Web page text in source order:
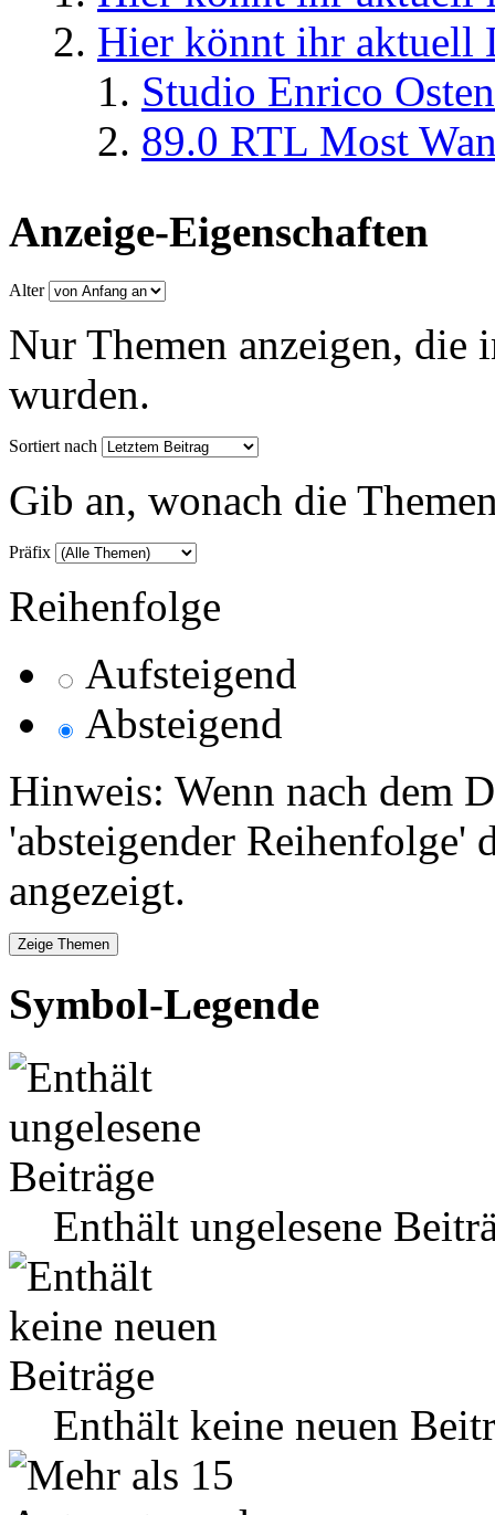
Hier könnt ihr aktuell
Studio Enrico
89.0 RTL Most
Anzeige-Eigenschaften
Alter
Nur Themen anzeigen, die
wurden.
Sortiert nach
Gib an, wonach die
Präfix
Reihenfolge
Aufsteigend
Absteigend
Hinweis: Wenn nach dem
'absteigender Reihenfolge'
angezeigt.
Symbol-Legende
Enthält ungelesene
Enthält keine neuen